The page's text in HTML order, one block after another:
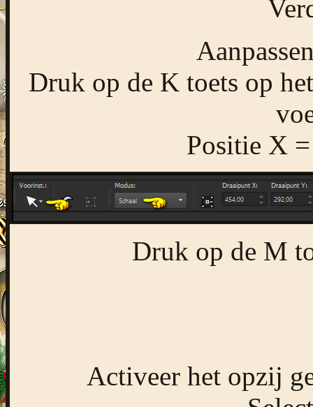
Druk op de K toets op
Positie X
Druk op de M
Activeer het opzij